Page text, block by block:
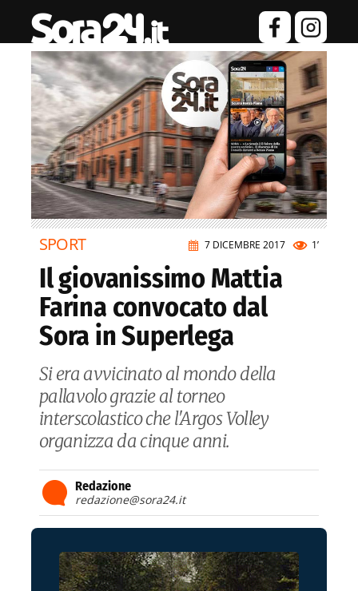
7 DICEMBRE 2017 1’
SPORT
Il giovanissimo Mattia
Farina convocato dal
Sora in Superlega
Si era avvicinato al mondo della
pallavolo grazie al torneo
interscolastico che l'Argos Volley
organizza da cinque anni.
Redazione
redazione@sora24.it